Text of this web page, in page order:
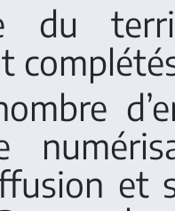
du
et